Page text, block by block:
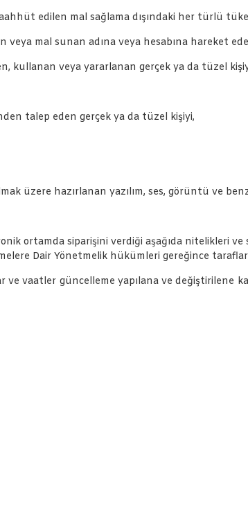
edilen mal sağlama dışındaki her türlü
veya mal sunan adına veya hesabına hareket
kullanan veya yararlanan gerçek ya da tüzel
talep eden gerçek ya da tüzel kişiyi,
üzere hazırlanan yazılım, ses, görüntü ve
ortamda siparişini verdiği aşağıda nitelikleri
Dair Yönetmelik hükümleri gereğince
vaatler güncelleme yapılana ve değiştirilene